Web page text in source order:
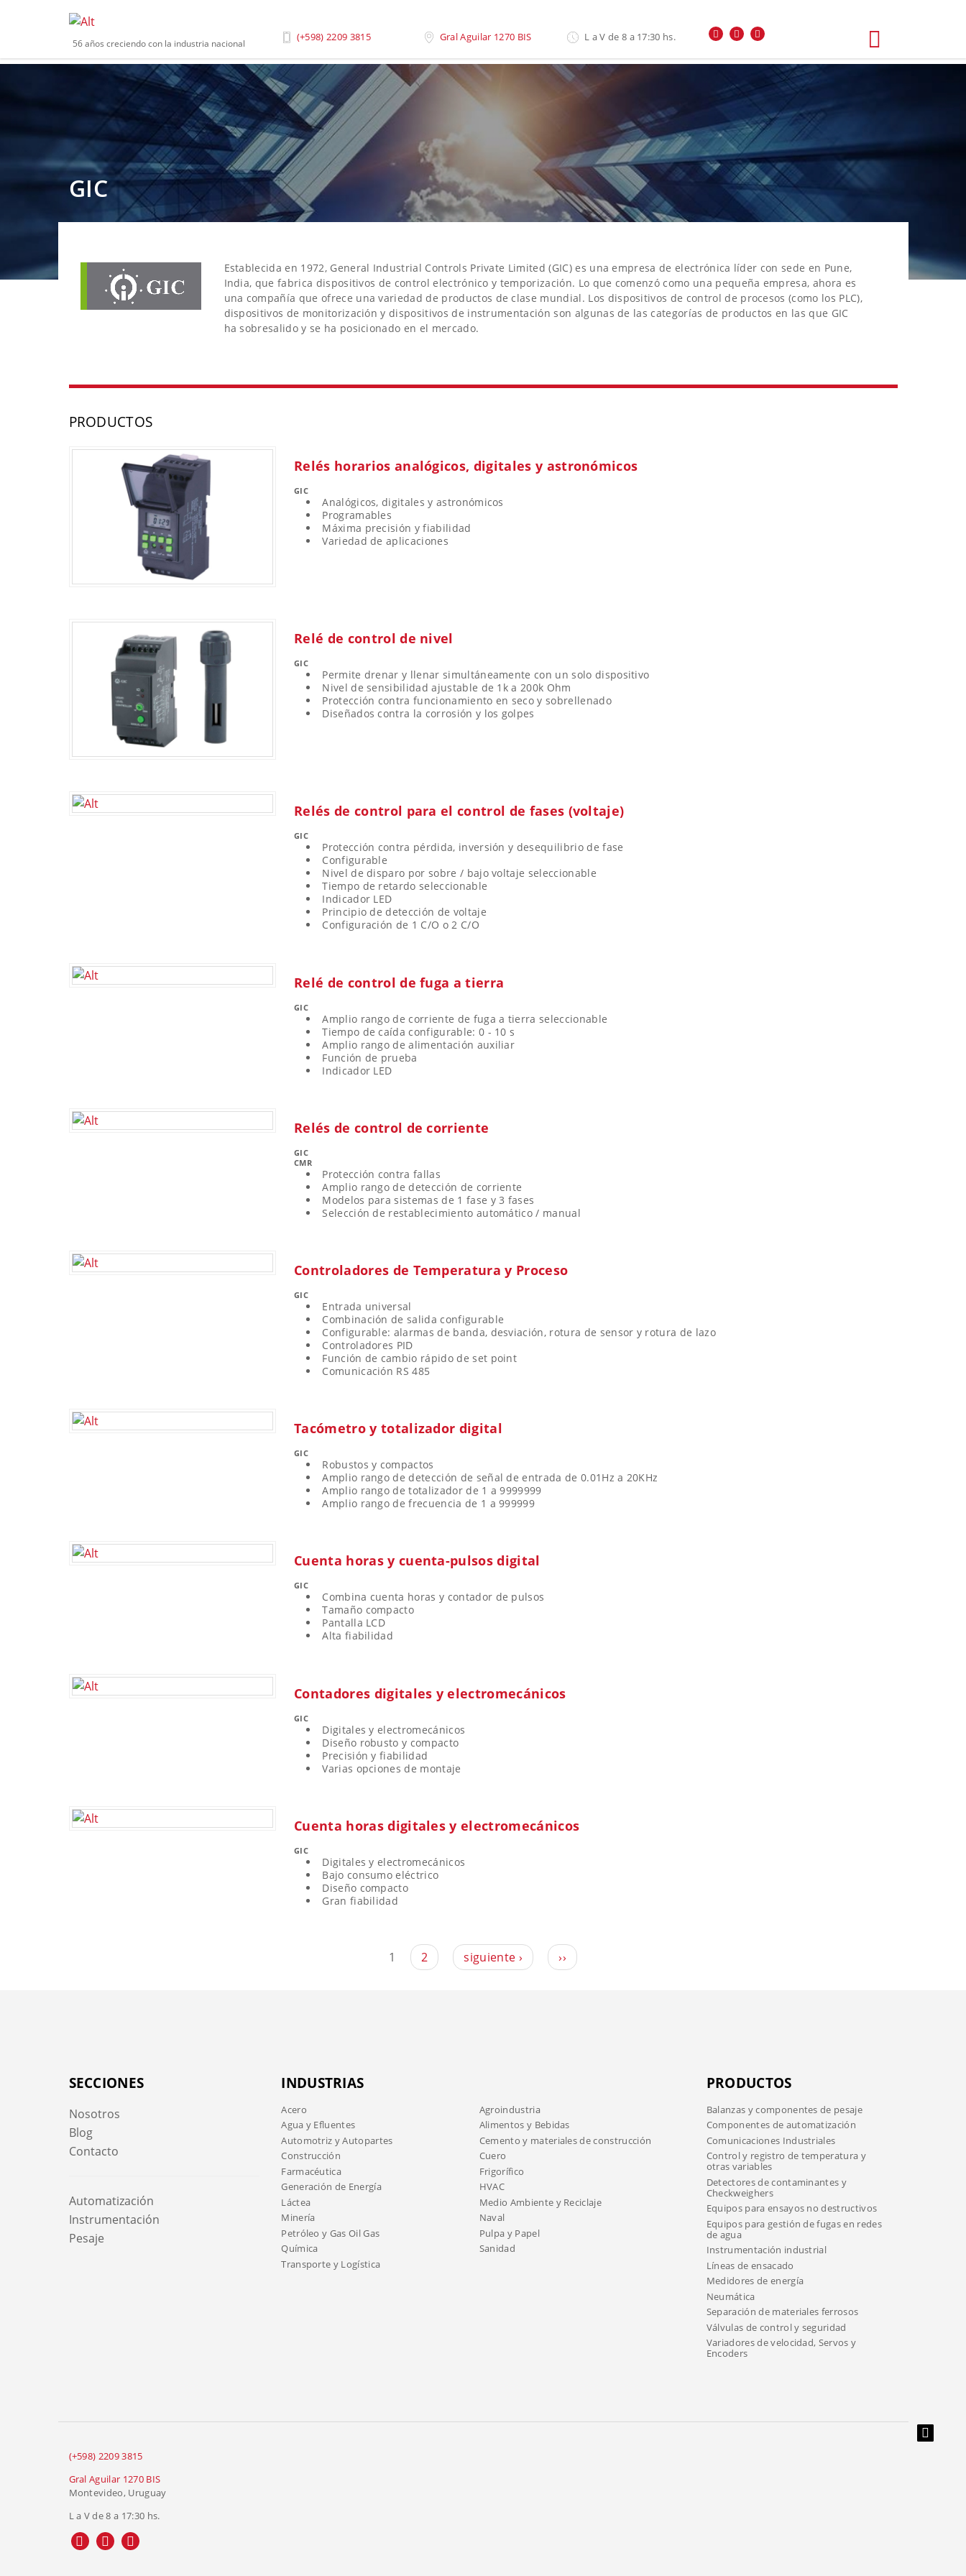
56 años creciendo con la industria nacional
(+598) 2209 3815 Gral Aguilar 1270 BIS L a V de 8 a 17:30 hs.
GIC
Establecida en 1972, General Industrial Controls Private Limited (GIC) es una empresa de electrónica líder con sede en Pune,
India, que fabrica dispositivos de control electrónico y temporización. Lo que comenzó como una pequeña empresa, ahora es
una compañía que ofrece una variedad de productos de clase mundial. Los dispositivos de control de procesos (como los PLC),
dispositivos de monitorización y dispositivos de instrumentación son algunas de las categorías de productos en las que GIC
ha sobresalido y se ha posicionado en el mercado.
PRODUCTOS
Relés horarios analógicos, digitales y astronómicos
GIC
Analógicos, digitales y astronómicos
Programables
Máxima precisión y fiabilidad
Variedad de aplicaciones
Relé de control de nivel
GIC
Permite drenar y llenar simultáneamente con un solo dispositivo
Nivel de sensibilidad ajustable de 1k a 200k Ohm
Protección contra funcionamiento en seco y sobrellenado
Diseñados contra la corrosión y los golpes
Relés de control para el control de fases (voltaje)
GIC
Protección contra pérdida, inversión y desequilibrio de fase
Configurable
Nivel de disparo por sobre / bajo voltaje seleccionable
Tiempo de retardo seleccionable
Indicador LED
Principio de detección de voltaje
Configuración de 1 C/O o 2 C/O
Relé de control de fuga a tierra
GIC
Amplio rango de corriente de fuga a tierra seleccionable
Tiempo de caída configurable: 0 - 10 s
Amplio rango de alimentación auxiliar
Función de prueba
Indicador LED
Relés de control de corriente
GIC
CMR
Protección contra fallas
Amplio rango de detección de corriente
Modelos para sistemas de 1 fase y 3 fases
Selección de restablecimiento automático / manual
Controladores de Temperatura y Proceso
GIC
Entrada universal
Combinación de salida configurable
Configurable: alarmas de banda, desviación, rotura de sensor y rotura de lazo
Controladores PID
Función de cambio rápido de set point
Comunicación RS 485
Tacómetro y totalizador digital
GIC
Robustos y compactos
Amplio rango de detección de señal de entrada de 0.01Hz a 20KHz
Amplio rango de totalizador de 1 a 9999999
Amplio rango de frecuencia de 1 a 999999
Cuenta horas y cuenta-pulsos digital
GIC
Combina cuenta horas y contador de pulsos
Tamaño compacto
Pantalla LCD
Alta fiabilidad
Contadores digitales y electromecánicos
GIC
Digitales y electromecánicos
Diseño robusto y compacto
Precisión y fiabilidad
Varias opciones de montaje
Cuenta horas digitales y electromecánicos
GIC
Digitales y electromecánicos
Bajo consumo eléctrico
Diseño compacto
Gran fiabilidad
1 2 siguiente › ››
SECCIONES
Nosotros
Blog
Contacto
Automatización
Instrumentación
Pesaje
INDUSTRIAS
Acero
Agroindustria
Agua y Efluentes
Alimentos y Bebidas
Automotriz y Autopartes
Cemento y materiales de construcción
Construcción
Cuero
Farmacéutica
Frigorífico
Generación de Energía
HVAC
Láctea
Medio Ambiente y Reciclaje
Minería
Naval
Petróleo y Gas Oil Gas
Pulpa y Papel
Química
Sanidad
Transporte y Logística
PRODUCTOS
Balanzas y componentes de pesaje
Componentes de automatización
Comunicaciones Industriales
Control y registro de temperatura y
otras variables
Detectores de contaminantes y
Checkweighers
Equipos para ensayos no destructivos
Equipos para gestión de fugas en redes
de agua
Instrumentación industrial
Líneas de ensacado
Medidores de energía
Neumática
Separación de materiales ferrosos
Válvulas de control y seguridad
Variadores de velocidad, Servos y
Encoders
(+598) 2209 3815
Gral Aguilar 1270 BIS
Montevideo, Uruguay
L a V de 8 a 17:30 hs.